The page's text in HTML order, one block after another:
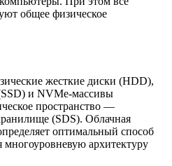
общее физическое
жесткие диски (HDD),
и NVMe-массивы
пространство —
(SDS). Облачная
оптимальный способ
архитектуру